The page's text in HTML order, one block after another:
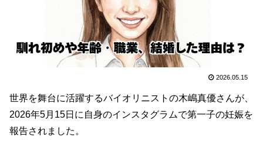
2026.05.15
世界を舞台に活躍するバイオリニストの木嶋真優さんが、
2026年5月15日に自身のインスタグラムで第一子の妊娠を
報告されました。